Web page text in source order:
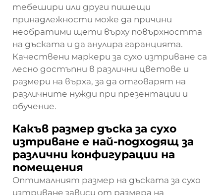
тебешири или други пишещи
принадлежности може да причини
необратими щети върху повърхността
на дъската и да анулира гаранцията.
Качествени маркери за сухо изтриване са
лесно достъпни в различни цветове и
размери на върха, за да отговарят на
различните нужди при презентации и
обучение.
Какъв размер дъска за сухо
изтриване е най-подходящ за
различни конфигурации на
помещения
Оптималният размер на дъската за сухо
изтриване зависи от размера на